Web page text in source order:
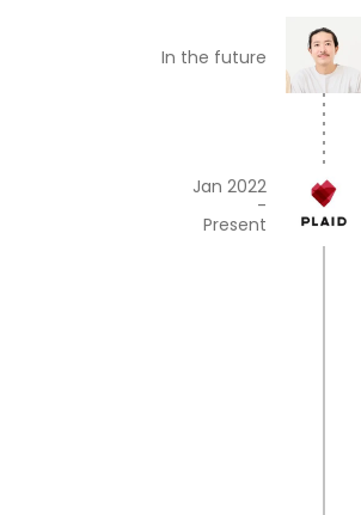
In the future
Jan 2022
-
Present